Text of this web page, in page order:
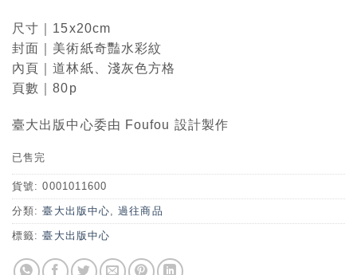
尺寸｜15x20cm
封面｜美術紙奇豔水彩紋
內頁｜道林紙、淺灰色方格
頁數｜80p
臺大出版中心委由 Foufou 設計製作
已售完
貨號:0001011600
分類:臺大出版中心,過往商品
標籤:臺大出版中心